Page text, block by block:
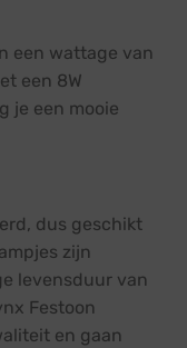
een wattage van
een 8W
je een mooie
dus geschikt
zijn
levensduur van
Festoon
en gaan